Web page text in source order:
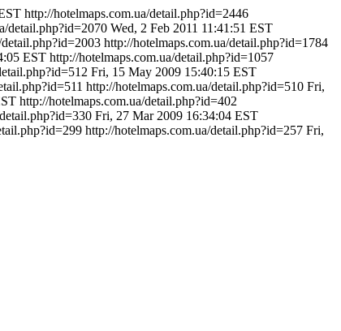
http://hotelmaps.com.ua/detail.php?id=2446
detail.php?id=2070 Wed, 2 Feb 2011 11:41:51 EST
http://hotelmaps.com.ua/detail.php?id=1784
EST http://hotelmaps.com.ua/detail.php?id=1057
Fri, 15 May 2009 15:40:15 EST
http://hotelmaps.com.ua/detail.php?id=510 Fri,
http://hotelmaps.com.ua/detail.php?id=402
Fri, 27 Mar 2009 16:34:04 EST
http://hotelmaps.com.ua/detail.php?id=257 Fri,